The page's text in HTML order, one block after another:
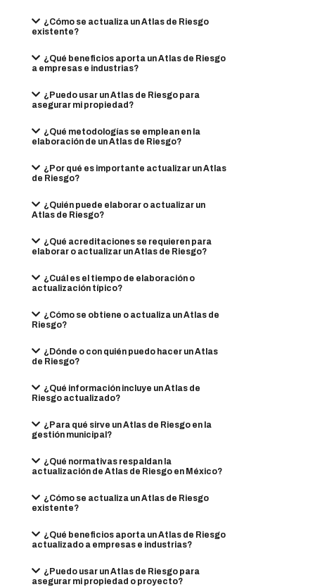
¿Cómo se actualiza un Atlas de Riesgo
existente?
¿Qué beneficios aporta un Atlas de Riesgo
a empresas e industrias?
¿Puedo usar un Atlas de Riesgo para
asegurar mi propiedad?
¿Qué metodologías se emplean en la
elaboración de un Atlas de Riesgo?
¿Por qué es importante actualizar un Atlas
de Riesgo?
¿Quién puede elaborar o actualizar un
Atlas de Riesgo?
¿Qué acreditaciones se requieren para
elaborar o actualizar un Atlas de Riesgo?
¿Cuál es el tiempo de elaboración o
actualización típico?
¿Cómo se obtiene o actualiza un Atlas de
Riesgo?
¿Dónde o con quién puedo hacer un Atlas
de Riesgo?
¿Qué información incluye un Atlas de
Riesgo actualizado?
¿Para qué sirve un Atlas de Riesgo en la
gestión municipal?
¿Qué normativas respaldan la
actualización de Atlas de Riesgo en México?
¿Cómo se actualiza un Atlas de Riesgo
existente?
¿Qué beneficios aporta un Atlas de Riesgo
actualizado a empresas e industrias?
¿Puedo usar un Atlas de Riesgo para
asegurar mi propiedad o proyecto?